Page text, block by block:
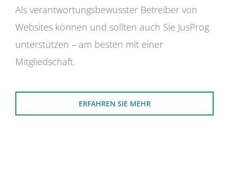
Als verantwortungsbewusster Betreiber von
Websites können und sollten auch Sie JusProg
unterstützen – am besten mit einer
Mitgliedschaft.
ERFAHREN SIE MEHR